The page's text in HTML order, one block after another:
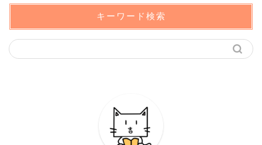
キーワード検索